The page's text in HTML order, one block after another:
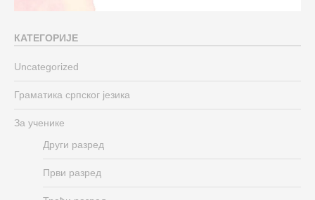
КАТЕГОРИЈЕ
Uncategorized
Граматика српског језика
За ученике
Други разред
Први разред